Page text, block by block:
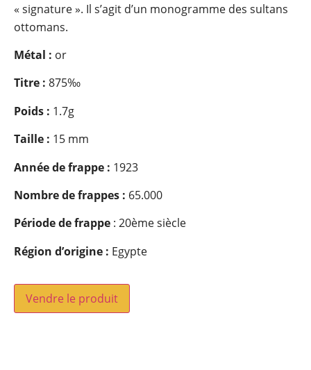
« signature ». Il s’agit d’un monogramme des sultans
ottomans.
Métal : or
Titre : 875‰
Poids : 1.7g
Taille : 15 mm
Année de frappe : 1923
Nombre de frappes : 65.000
Période de frappe : 20ème siècle
Région d’origine : Egypte
Vendre le produit